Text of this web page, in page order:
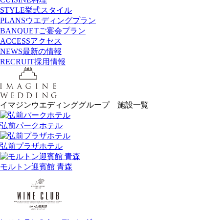
STYLE挙式スタイル
PLANSウエディングプラン
BANQUETご宴会プラン
ACCESSアクセス
NEWS最新の情報
RECRUIT採用情報
イマジンウエディンググループ 施設一覧
弘前パークホテル
弘前プラザホテル
モルトン迎賓館 青森